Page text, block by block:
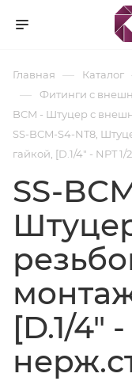
Главная — Каталог
— Фитинги с
BCM - Штуцер с
SS-BCM-S4-NT8,
гайкой, [D.1/4" - NPT
SS-
[D.1/4"